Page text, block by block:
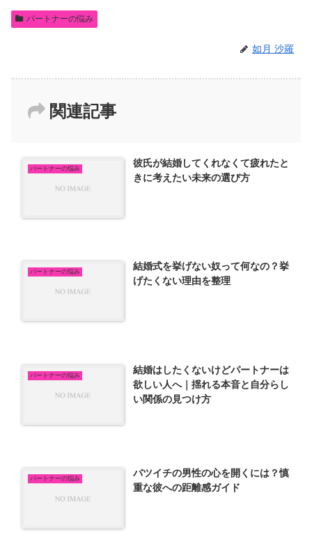
パートナーの悩み
如月 沙羅
関連記事
パートナーの悩み
彼氏が結婚してくれなくて疲れたと
きに考えたい未来の選び方
パートナーの悩み
結婚式を挙げない奴って何なの？挙
げたくない理由を整理
パートナーの悩み
結婚はしたくないけどパートナーは
欲しい人へ｜揺れる本音と自分らし
い関係の見つけ方
パートナーの悩み
バツイチの男性の心を開くには？慎
重な彼への距離感ガイド